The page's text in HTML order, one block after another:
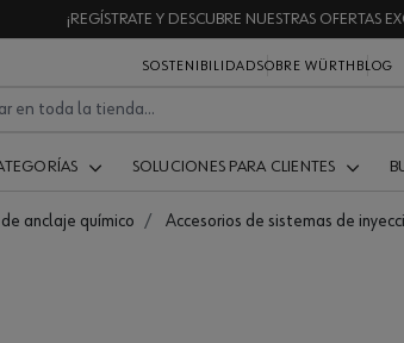
¡REGÍSTRATE Y DESCUBRE NUESTRAS OFERTAS
SOSTENIBILIDADSOBRE WÜRTH BLOG
SOLUCIONES PARA CLIENTES
anclaje químico Accesorios de sistemas de